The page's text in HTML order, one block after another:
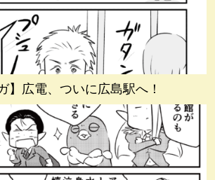
】広電、ついに広島駅へ！